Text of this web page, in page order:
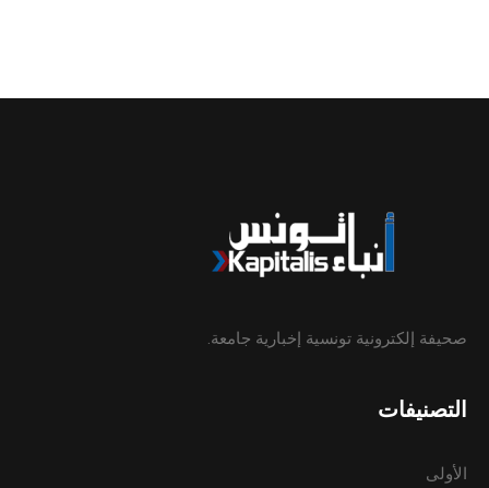
صحيفة إلكترونية تونسية إخبارية جامعة.
التصنيفات
الأولى